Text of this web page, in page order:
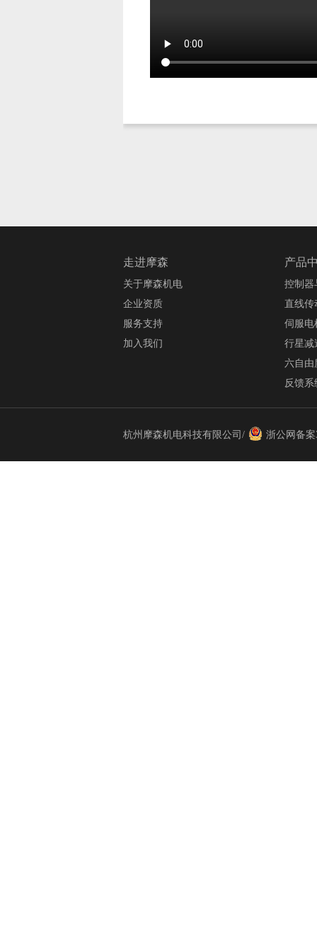
走进摩森
关于摩森机电
企业资质
服务支持
加入我们
产品
控制器
直线传
伺服电
行星减
六自由
反馈系
杭州摩森机电科技有限公司/ 浙公网备案